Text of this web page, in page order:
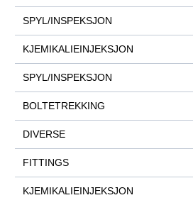
SPYL/INSPEKSJON
KJEMIKALIEINJEKSJON
SPYL/INSPEKSJON
BOLTETREKKING
DIVERSE
FITTINGS
KJEMIKALIEINJEKSJON